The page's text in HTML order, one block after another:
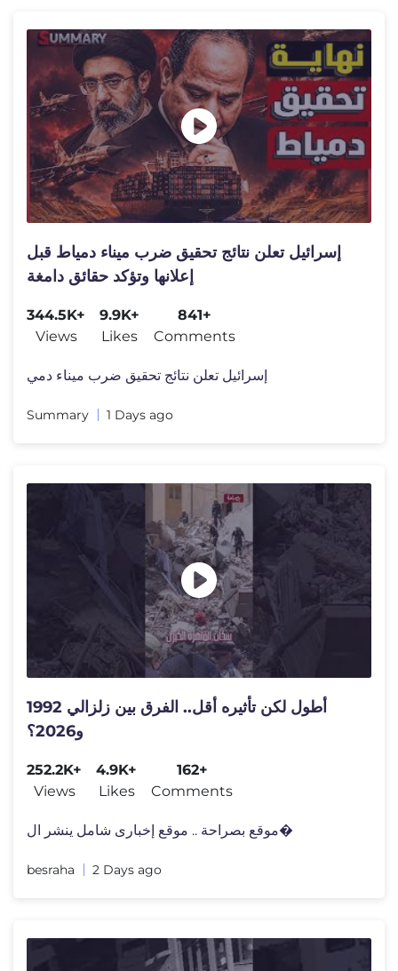
إسرائيل تعلن نتائج تحقيق ضرب ميناء دمياط قبل
إعلانها وتؤكد حقائق دامغة
344.5K+
Views
9.9K+
Likes
841+
Comments
إسرائيل تعلن نتائج تحقيق ضرب ميناء دمي
Summary 1 Days ago
أطول لكن تأثيره أقل.. الفرق بين زلزالي 1992
و2026؟
252.2K+
Views
4.9K+
Likes
162+
Comments
موقع بصراحة .. موقع إخبارى شامل ينشر ال�
besraha 2 Days ago